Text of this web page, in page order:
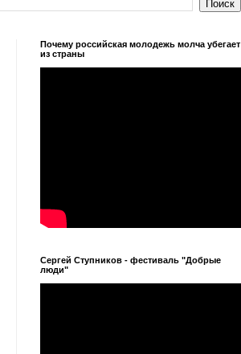
Почему российская молодежь молча убегает
из страны
Сергей Ступников - фестиваль "Добрые
люди"